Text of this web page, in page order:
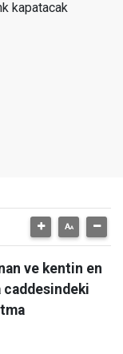
ve kentin en
caddesindeki